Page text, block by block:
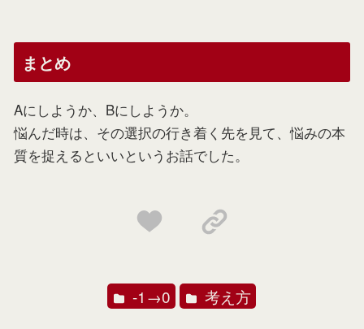
まとめ
Aにしようか、Bにしようか。
悩んだ時は、その選択の行き着く先を見て、悩みの本
質を捉えるといいというお話でした。
-1→0 考え方